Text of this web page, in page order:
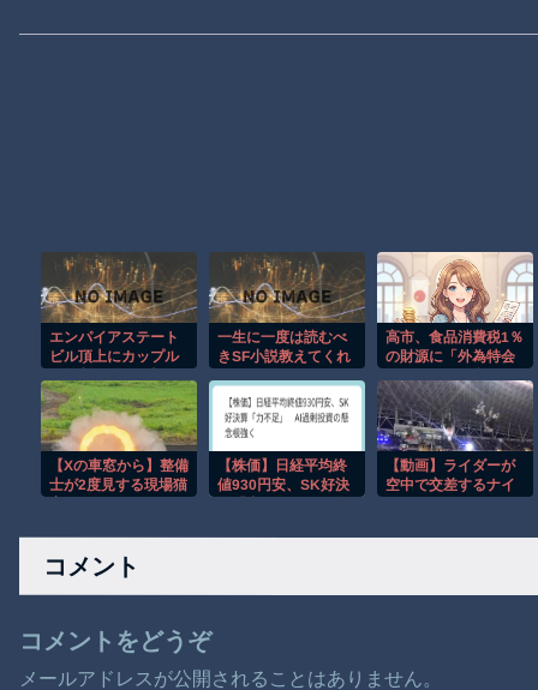
エンパイアステート
ビル頂上にカップル
事件！！
一生に一度は読むべ
きSF小説教えてくれ
高市、食品消費税1％
の財源に「外為特会
wwwwwwwwwwww
【Xの車窓から】整備
士が2度見する現場猫
【株価】日経平均終
値930円安、SK好決
【動画】ライダーが
空中で交差するナイ
コメント
コメントをどうぞ
メールアドレスが公開されることはありません。